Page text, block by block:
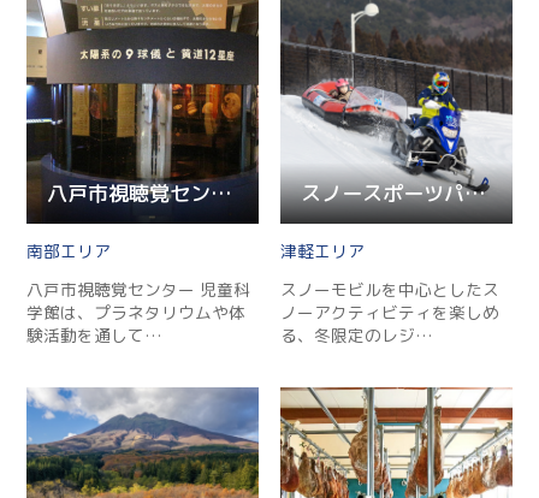
八戸市視聴覚センター 児童科学館
南部
八戸市視聴覚センター 児童科
学館は、プラネタリウムや体
験活動を通して…
スノースポーツパーク青い森
津軽
スノーモビルを中心としたス
ノーアクティビティを楽しめ
る、冬限定のレジ…